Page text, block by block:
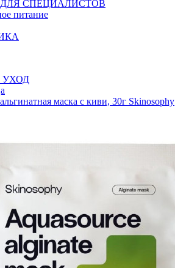
СПЕЦИАЛИСТОВ
питание
маска с киви, 30г Skinosophy